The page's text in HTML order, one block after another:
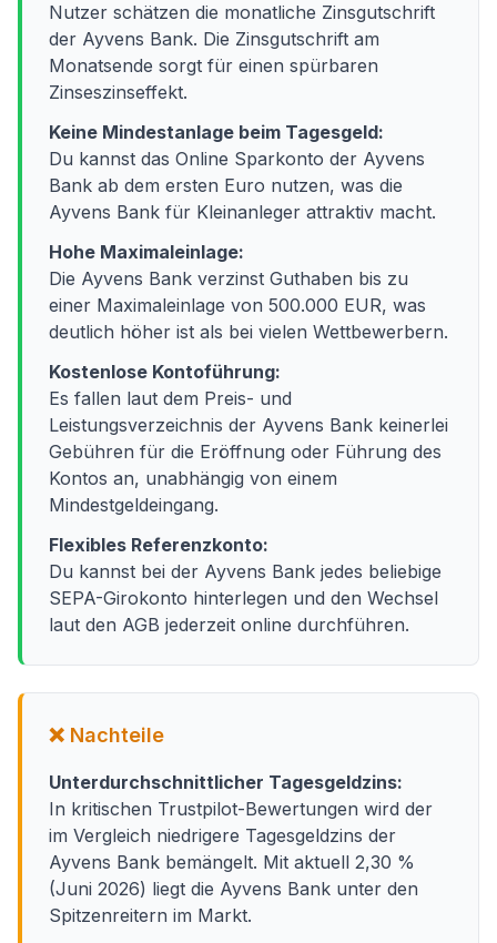
Nutzer schätzen die monatliche Zinsgutschrift
der Ayvens Bank. Die Zinsgutschrift am
Monatsende sorgt für einen spürbaren
Zinseszinseffekt.
Keine Mindestanlage beim Tagesgeld:
Du kannst das Online Sparkonto der Ayvens
Bank ab dem ersten Euro nutzen, was die
Ayvens Bank für Kleinanleger attraktiv macht.
Hohe Maximaleinlage:
Die Ayvens Bank verzinst Guthaben bis zu
einer Maximaleinlage von 500.000 EUR, was
deutlich höher ist als bei vielen Wettbewerbern.
Kostenlose Kontoführung:
Es fallen laut dem Preis- und
Leistungsverzeichnis der Ayvens Bank keinerlei
Gebühren für die Eröffnung oder Führung des
Kontos an, unabhängig von einem
Mindestgeldeingang.
Flexibles Referenzkonto:
Du kannst bei der Ayvens Bank jedes beliebige
SEPA-Girokonto hinterlegen und den Wechsel
laut den AGB jederzeit online durchführen.
❌ Nachteile
Unterdurchschnittlicher Tagesgeldzins:
In kritischen Trustpilot-Bewertungen wird der
im Vergleich niedrigere Tagesgeldzins der
Ayvens Bank bemängelt. Mit aktuell 2,30 %
(Juni 2026) liegt die Ayvens Bank unter den
Spitzenreitern im Markt.